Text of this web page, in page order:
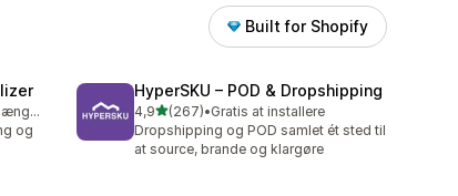
Built for Shopify
Gratis abonnement tilgængeligt
og
HyperSKU – POD & Dropshipping
4,9ud af 5 stjerner
(267)
267 anmeldelser i alt
•Gratis at installere
Dropshipping og POD samlet ét sted til
at source, brande og klargøre